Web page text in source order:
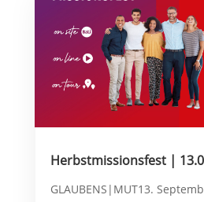
Herbstmissionsfest |
GLAUBENS|MUT13.